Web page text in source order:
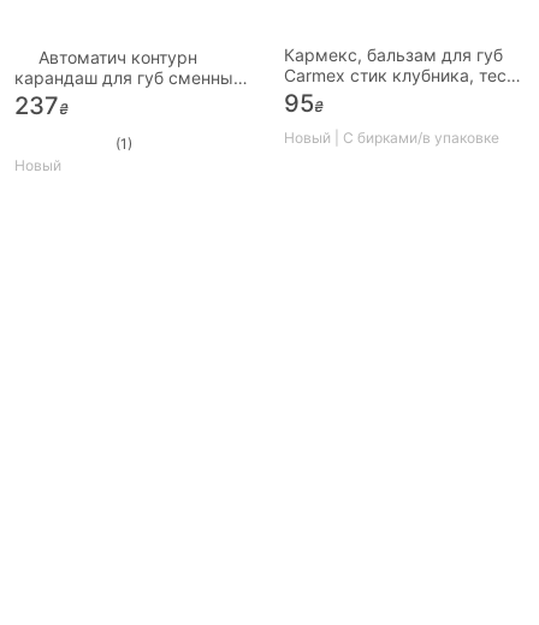
Автоматич контурн
карандаш для губ сменный
стержень ARTISTRY 112141,
Т10
237₴
(1)
Новый
Кармекс, бальзам для губ
Carmex стик клубника, тесто
для капкейка
95₴
Новый | С бирками/в упаковке